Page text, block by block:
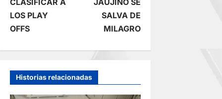
g
a
i
CLASIFICAR A
LOS PLAY
OFFS
JAUJINO SE
SALVA DE
MILAGRO
Historias relacionadas